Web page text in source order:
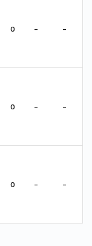
0 - -
0 - -
0 - -